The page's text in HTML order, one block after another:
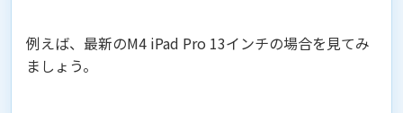
例えば、最新のM4 iPad Pro 13インチの場合を見てみ
ましょう。